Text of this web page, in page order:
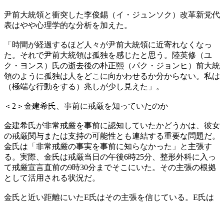
尹前大統領と衝突した李俊錫（イ・ジュンソク）改革新党代
表はやや心理学的な分析を加えた。
「時間が経過するほど人々が尹前大統領に近寄れなくなっ
た。それで尹前大統領は孤独を感じたと思う。陸英修（ユ
ク・ヨンス）氏の逝去後の朴正熙（パク・ジョンヒ）前大統
領のように孤独は人をどこに向かわせるか分からない。私は
（極端な行動をする）兆しが少し見えた」。
＜2＞金建希氏、事前に戒厳を知っていたのか
金建希氏が非常戒厳を事前に認知していたかどうかは、彼女
の戒厳関与または支持の可能性とも連結する重要な問題だ。
金氏は「非常戒厳の事実を事前に知らなかった」と主張す
る。実際、金氏は戒厳当日の午後6時25分、整形外科に入っ
て戒厳宣言直前の9時30分までそこにいた。その主張の根拠
として活用される状況だ。
金氏と近い距離にいたE氏はその主張を信じている。E氏は